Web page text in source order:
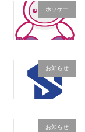
ホッケー
お知らせ
お知らせ